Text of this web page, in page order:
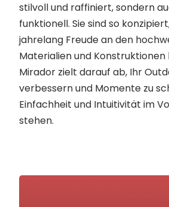
stilvoll und raffiniert, sondern
funktionell. Sie sind so
jahrelang Freude an den
Materialien und Konstruktionen
Mirador zielt darauf ab, Ihr
verbessern und Momente zu
Einfachheit und Intuitivität im
stehen.